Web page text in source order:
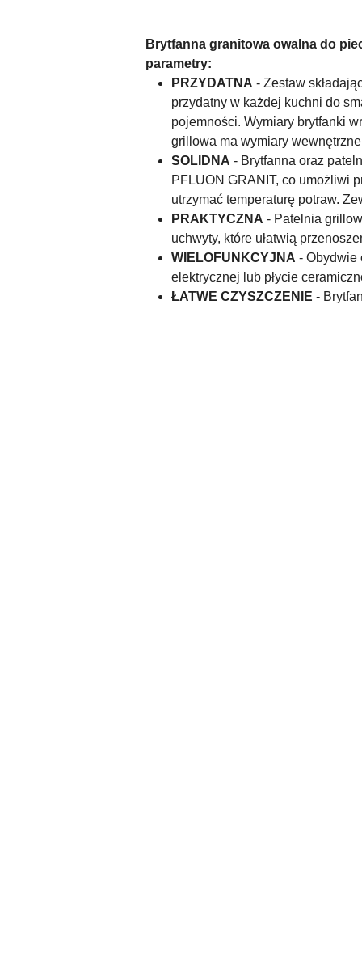
Brytfanna granitowa owalna do
parametry:
PRZYDATNA - Zestaw
przydatny w każdej kuchni do
pojemności. Wymiary brytfanki
grillowa ma wymiary
SOLIDNA - Brytfanna oraz
PFLUON GRANIT, co umożliwi
utrzymać temperaturę potraw.
PRAKTYCZNA - Patelnia
uchwyty, które ułatwią
WIELOFUNKCYJNA - Obydwie
elektrycznej lub płycie
ŁATWE CZYSZCZENIE -